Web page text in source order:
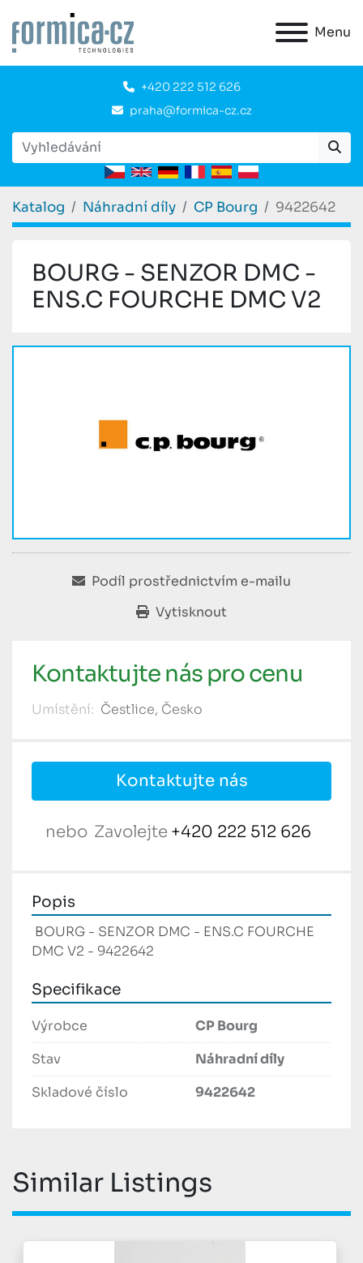
Menu
+420 222 512 626
praha@formica-cz.cz
Katalog Náhradní díly CP Bourg 9422642
BOURG - SENZOR DMC -
ENS.C FOURCHE DMC V2
Podíl prostřednictvím e-mailu
Vytisknout
Kontaktujte nás pro cenu
Umístění: Čestlice, Česko
Kontaktujte nás
nebo Zavolejte +420 222 512 626
Popis
DMC V2 - 9422642
Specifikace
Výrobce
CP Bourg
Stav
Náhradní díly
Skladové číslo
9422642
Similar Listings